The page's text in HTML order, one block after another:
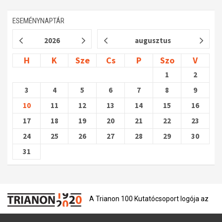
ESEMÉNYNAPTÁR
2026 augusztus
H K Sze Cs P Szo V
1
2
3
4 5 6 7 8
9
10
11 12 13 14 15
16
17
18 19 20 21 22
23
24
25 26 27 28 29
30
31
A Trianon 100 Kutatócsoport logója az